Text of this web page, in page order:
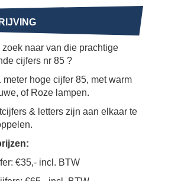
zoek naar van die prachtige
cijfers nr 85 ?
meter hoge cijfer 85, met warm
of Roze lampen.
& letters zijn aan elkaar te
€35,- incl. BTW